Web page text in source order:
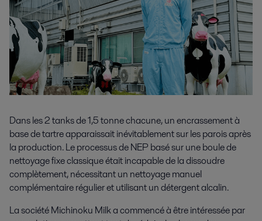
Dans les 2 tanks de 1,5 tonne chacune, un encrassement à
base de tartre apparaissait inévitablement sur les parois après
la production. Le processus de NEP basé sur une boule de
nettoyage fixe classique était incapable de la dissoudre
complètement, nécessitant un nettoyage manuel
complémentaire régulier et utilisant un détergent alcalin.
La société Michinoku Milk a commencé à être intéressée par